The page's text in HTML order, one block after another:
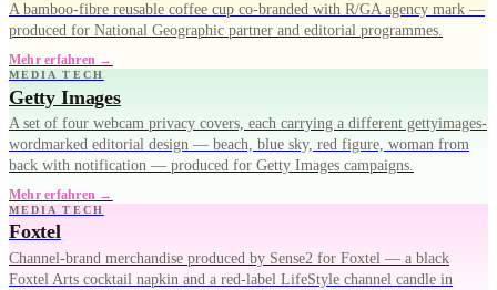
A bamboo-fibre reusable coffee cup co-branded with R/GA agency mark —
produced for National Geographic partner and editorial programmes.
Mehr erfahren →
MEDIA TECH
Getty Images
A set of four webcam privacy covers, each carrying a different gettyimages-
wordmarked editorial design — beach, blue sky, red figure, woman from
back with notification — produced for Getty Images campaigns.
Mehr erfahren →
MEDIA TECH
Foxtel
Channel-brand merchandise produced by Sense2 for Foxtel — a black
Foxtel Arts cocktail napkin and a red-label LifeStyle channel candle in